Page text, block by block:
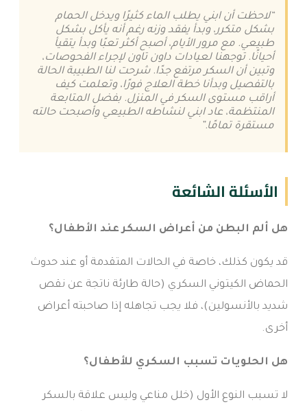
“لاحظت أن ابني يطلب الماء كثيرًا ويدخل الحمام
بشكل متكرر، وبدأ يفقد وزنه رغم أنه يأكل بشكل
طبيعي. مع مرور الأيام، أصبح أكثر تعبًا وبدأ يتقيأ
أحيانًا. توجهنا لعيادات داون تاون لإجراء الفحوصات،
وتبين أن السكر مرتفع جدًا. شرحت لنا الطبيبة الحالة
بالتفصيل وبدأنا خطة العلاج فورًا، وتعلمت كيف
أراقب مستوى السكر في المنزل. بفضل المتابعة
المنتظمة، عاد ابني لنشاطه الطبيعي وأصبحت حالته
مستقرة تمامًا.”
الأسئلة الشائعة
هل ألم البطن من أعراض السكر عند الأطفال؟
قد يكون كذلك، خاصة في الحالات المتقدمة أو عند حدوث
الحماض الكيتوني السكري (حالة طارئة ناتجة عن نقص
شديد بالأنسولين)، فلا يجب تجاهله إذا صاحبته أعراض
أخرى.
هل الحلويات تسبب السكري للأطفال؟
لا تسبب النوع الأول (خلل مناعي وليس علاقة بالسكر